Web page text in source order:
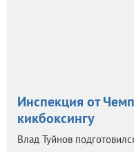
Инспекция от
кикбоксингу
Влад Туйнов